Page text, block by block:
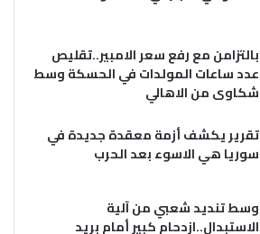
بالتزامن مع رفع سعر الامبير..تقليص
عدد ساعات المولدات في الحسكة وسط
شكاوى من الاهالي
تقرير يكشف أزمة معقدة جديدة في
سوريا هي الاسوء بعد الحرب
وسط تنديد شعبي من آلية
الاستبدال..ازدحام كبير أمام بريد